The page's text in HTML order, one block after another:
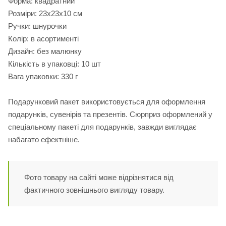
Розміри: 23х23х10 см
Ручки: шнурочки
Колір: в асортименті
Дизайн: без малюнку
Кількість в упаковці: 10 шт
Вага упаковки: 330 г
Подарунковий пакет використовується для оформлення
подарунків, сувенірів та презентів. Сюрприз оформлений у
спеціальному пакеті для подарунків, завжди виглядає
набагато ефектніше.
Фото товару на сайті може відрізнятися від
фактичного зовнішнього вигляду товару.